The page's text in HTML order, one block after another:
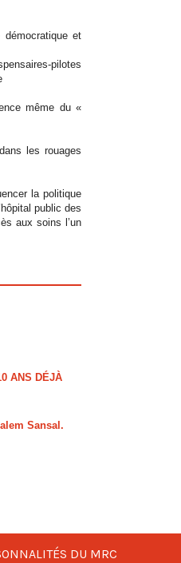
et
pilotes
même du «
les rouages
la politique
public des
aux soins l’un
ANS DÉJÀ
Sansal.
DU MRC